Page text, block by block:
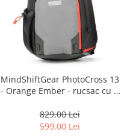
MindShiftGear PhotoCross 13
- Orange Ember - rucsac cu o
829,00 Lei
599,00 Lei